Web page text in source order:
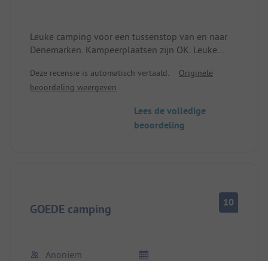
Leuke camping voor een tussenstop van en naar
Denemarken. Kampeerplaatsen zijn OK. Leuke
Het sanitair is schoon, maar dringend aan
vernieuwing toe. Dit is tegenwoordig niet meer
Deze recensie is automatisch vertaald.
Originele
beoordeling weergeven
Lees de volledige
beoordeling
GOEDE camping 10
Anoniem